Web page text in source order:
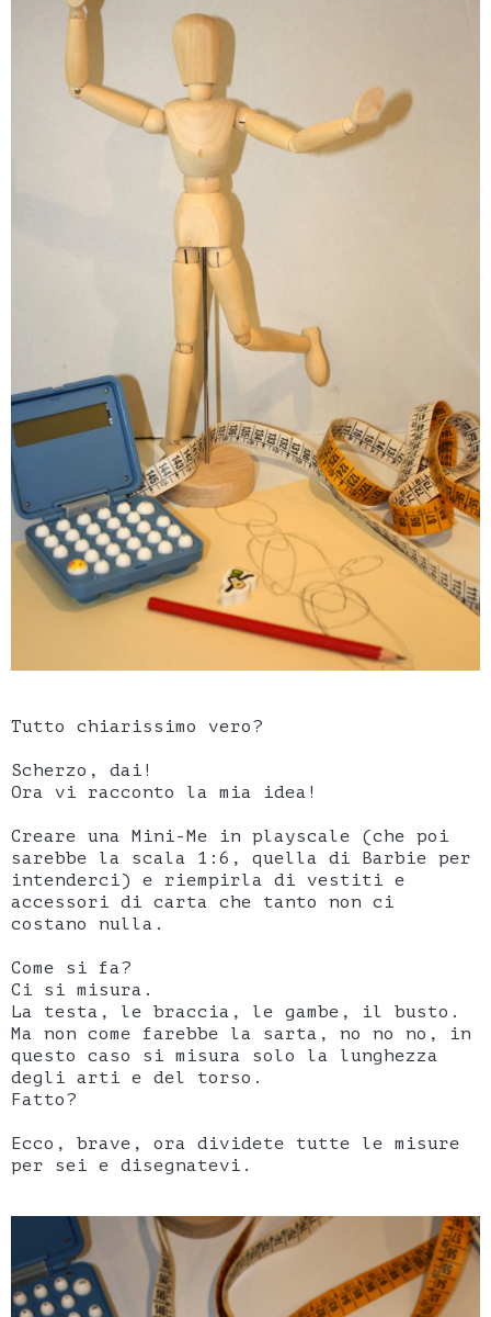
Tutto chiarissimo vero?
Scherzo, dai!
Ora vi racconto la mia idea!
Creare una Mini-Me in playscale (che poi
sarebbe la scala 1:6, quella di Barbie per
intenderci) e riempirla di vestiti e
accessori di carta che tanto non ci
costano nulla.
Come si fa?
Ci si misura.
La testa, le braccia, le gambe, il busto.
Ma non come farebbe la sarta, no no no, in
questo caso si misura solo la lunghezza
degli arti e del torso.
Fatto?
Ecco, brave, ora dividete tutte le misure
per sei e disegnatevi.